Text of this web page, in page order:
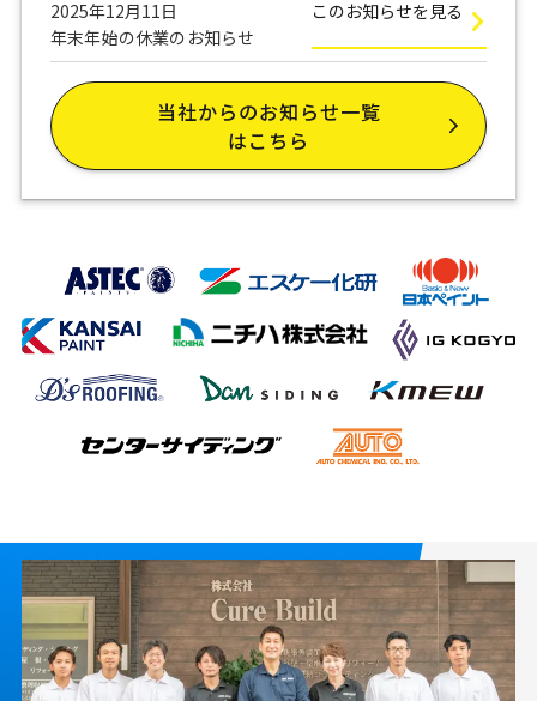
2025年12月11日
年末年始の休業のお知らせ
このお知らせを見る
当社からのお知らせ一覧
はこちら